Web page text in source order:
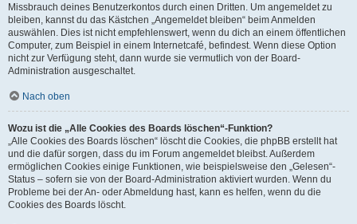
Missbrauch deines Benutzerkontos durch einen Dritten. Um angemeldet zu
bleiben, kannst du das Kästchen „Angemeldet bleiben“ beim Anmelden
auswählen. Dies ist nicht empfehlenswert, wenn du dich an einem öffentlichen
Computer, zum Beispiel in einem Internetcafé, befindest. Wenn diese Option
nicht zur Verfügung steht, dann wurde sie vermutlich von der Board-
Administration ausgeschaltet.
Nach oben
Wozu ist die „Alle Cookies des Boards löschen“-Funktion?
„Alle Cookies des Boards löschen“ löscht die Cookies, die phpBB erstellt hat
und die dafür sorgen, dass du im Forum angemeldet bleibst. Außerdem
ermöglichen Cookies einige Funktionen, wie beispielsweise den „Gelesen“-
Status – sofern sie von der Board-Administration aktiviert wurden. Wenn du
Probleme bei der An- oder Abmeldung hast, kann es helfen, wenn du die
Cookies des Boards löscht.